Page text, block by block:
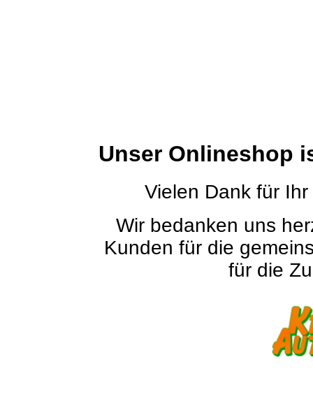
Unser Onlineshop
Vielen Dank für
Wir bedanken uns
Kunden für die
für die